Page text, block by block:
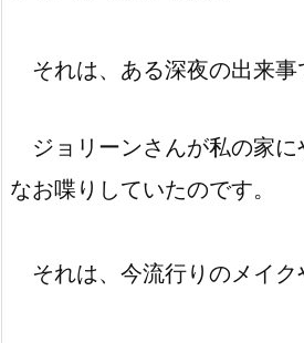
それは、ある深夜の出来事
ジョリーンさんが私の家に
なお喋りしていたのです。
それは、今流行りのメイク